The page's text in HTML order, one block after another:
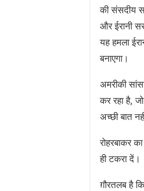
की संसदीय
और ईरानी
यह हमला
बनाएगा।
अमरीकी
कर रहा है,
अच्छी बात
रोहरबाकर
ही टकरा दें।
ग़ौरतलब है